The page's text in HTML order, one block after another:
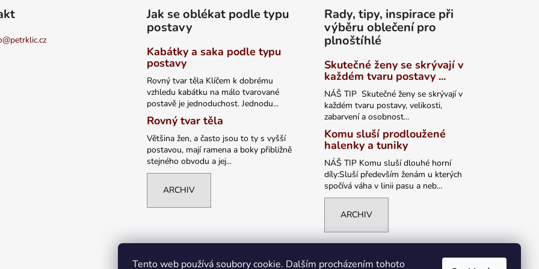
Tento web používá soubory cookie. Dalším procházením tohoto
@petrklic.cz
Jak se oblékat podle typu
postavy
Kabátky a saka podle typu
postavy
Rovný tvar těla Klíčem k dobrému
vzhledu kabátku na málo tvarované
postavě je jednoduchost. Jednodu...
Rovný tvar těla
Většina žen, a často jsou to ty s vyšší
postavou, mají ramena a boky přibližně
stejného obvodu a jej...
ARCHIV
Rady, tipy, inspirace při
výběru oblečení pro
plnoštíhlé
Skutečné ženy se skrývají v
každém tvaru postavy ...
NÁŠ TIP Skutečné ženy se skrývají v
každém tvaru postavy, velikosti,
zabarvení a osobnost...
Komu sluší prodloužené
halenky a tuniky
NÁŠ TIP Komu sluší dlouhé horní
díly:Sluší především ženám u kterých
spočívá váha v linii pasu a neb...
ARCHIV